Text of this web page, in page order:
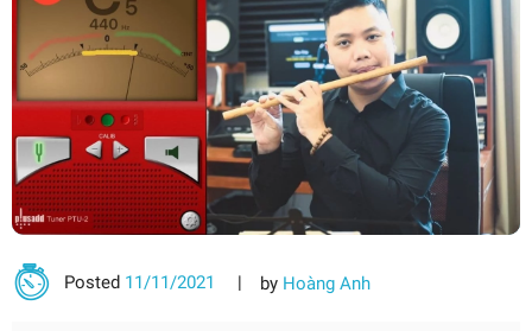
Posted 11/11/2021 by Hoàng Anh